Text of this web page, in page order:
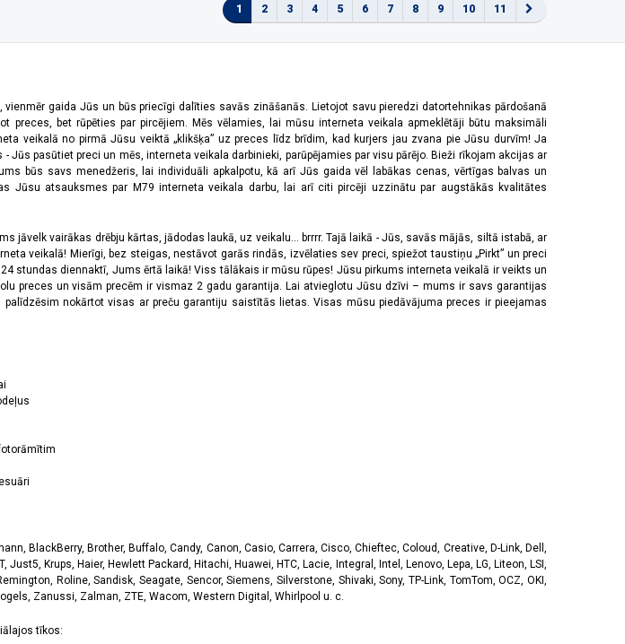
1 2 3 4 5 6 7 8 9 10 11
gaida Jūs un būs priecīgi dalīties savās zināšanās. Lietojot savu pieredzi datortehnikas pārdošanā
bet rūpēties par pircējiem. Mēs vēlamies, lai mūsu interneta veikala apmeklētāji būtu maksimāli
veikalā no pirmā Jūsu veiktā „klikšķa” uz preces līdz brīdim, kad kurjers jau zvana pie Jūsu durvīm! Ja
pasūtiet preci un mēs, interneta veikala darbinieki, parūpējamies par visu pārējo. Bieži rīkojam akcijas ar
būs savs menedžeris, lai individuāli apkalpotu, kā arī Jūs gaida vēl labākas cenas, vērtīgas balvas un
atsauksmes par M79 interneta veikala darbu, lai arī citi pircēji uzzinātu par augstākās kvalitātes
jāvelk vairākas drēbju kārtas, jādodas laukā, uz veikalu... brrrr. Tajā laikā - Jūs, savās mājās, siltā istabā, ar
veikalā! Mierīgi, bez steigas, nestāvot garās rindās, izvēlaties sev preci, spiežot taustiņu „Pirkt” un preci
stundas diennaktī, Jums ērtā laikā! Viss tālākais ir mūsu rūpes! Jūsu pirkums interneta veikalā ir veikts un
preces un visām precēm ir vismaz 2 gadu garantija. Lai atvieglotu Jūsu dzīvi – mums ir savs garantijas
nokārtot visas ar preču garantiju saistītās lietas. Visas mūsu piedāvājuma preces ir pieejamas
BlackBerry, Brother, Buffalo, Candy, Canon, Casio, Carrera, Cisco, Chieftec, Coloud, Creative, D-Link, Dell,
Krups, Haier, Hewlett Packard, Hitachi, Huawei, HTC, Lacie, Integral, Intel, Lenovo, Lepa, LG, Liteon, LSI,
Roline, Sandisk, Seagate, Sencor, Siemens, Silverstone, Shivaki, Sony, TP-Link, TomTom, OCZ, OKI,
Zanussi, Zalman, ZTE, Wacom, Western Digital, Whirlpool u. c.
tīkos: